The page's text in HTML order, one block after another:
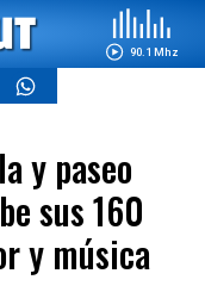
90.1 Mhz
y paseo
sus 160
y música